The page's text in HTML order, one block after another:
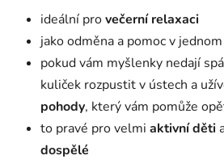
ideální provečerní relaxaci
jako odměna a pomoc v jednom
pokud vám myšlenky nedají
kuliček rozpustit v ústech a
pohody, který vám pomůže
to pravé pro velmi aktivní děti
dospělé